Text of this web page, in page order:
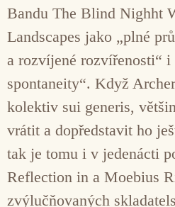
Bandu The Blind Nighht
Landscapes jako „plné
a rozvíjené rozvířenosti“
spontaneity“. Když
kolektiv sui generis,
vrátit a dopředstavit ho
tak je tomu i v jedenácti
Reflection in a Moebius
zvýlučňovaných